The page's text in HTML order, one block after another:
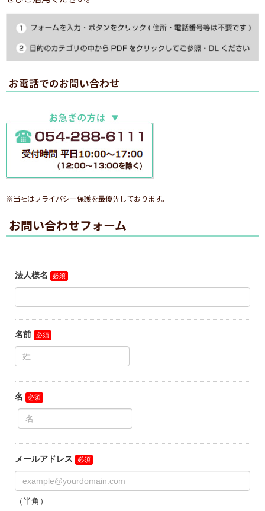
お電話でのお問い合わせ
※当社はプライバシー保護を最優先しております。
お問い合わせフォーム